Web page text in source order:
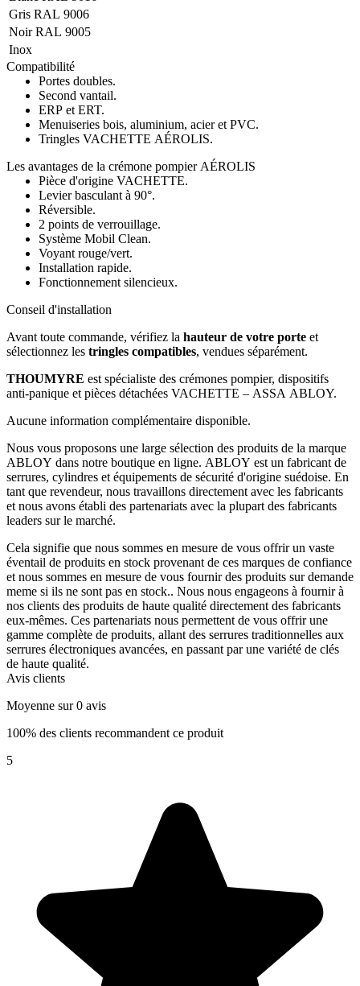
Gris RAL 9006
Noir RAL 9005
Inox
Compatibilité
Portes doubles.
Second vantail.
ERP et ERT.
Menuiseries bois, aluminium, acier et PVC.
Tringles VACHETTE AÉROLIS.
Les avantages de la crémone pompier AÉROLIS
Pièce d'origine VACHETTE.
Levier basculant à 90°.
Réversible.
2 points de verrouillage.
Système Mobil Clean.
Voyant rouge/vert.
Installation rapide.
Fonctionnement silencieux.
Conseil d'installation
Avant toute commande, vérifiez la hauteur de votre porte et
sélectionnez les tringles compatibles, vendues séparément.
THOUMYRE est spécialiste des crémones pompier, dispositifs
anti-panique et pièces détachées VACHETTE – ASSA ABLOY.
Aucune information complémentaire disponible.
Nous vous proposons une large sélection des produits de la marque
ABLOY dans notre boutique en ligne. ABLOY est un fabricant de
serrures, cylindres et équipements de sécurité d'origine suédoise. En
tant que revendeur, nous travaillons directement avec les fabricants
et nous avons établi des partenariats avec la plupart des fabricants
leaders sur le marché.
Cela signifie que nous sommes en mesure de vous offrir un vaste
éventail de produits en stock provenant de ces marques de confiance
et nous sommes en mesure de vous fournir des produits sur demande
meme si ils ne sont pas en stock.. Nous nous engageons à fournir à
nos clients des produits de haute qualité directement des fabricants
eux-mêmes. Ces partenariats nous permettent de vous offrir une
gamme complète de produits, allant des serrures traditionnelles aux
serrures électroniques avancées, en passant par une variété de clés
de haute qualité.
Avis clients
Moyenne sur 0 avis
100% des clients recommandent ce produit
5